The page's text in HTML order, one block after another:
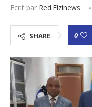
Ecrit par Red.fizinews
SHARE 0